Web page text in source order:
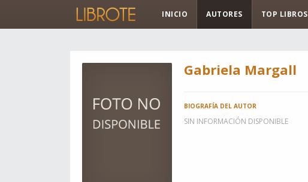
INICIO AUTORES TOP LIBROS
Gabriela Margall
BIOGRAFÍA DEL AUTOR
SIN INFORMACIÓN DISPONIBLE